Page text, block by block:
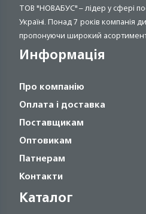
ТОВ "НОВАБУС" – лідер у сфері
Україні. Понад 7 років компанія
пропонуючи широкий
Информація
Про компанію
Оплата і доставка
Поставщикам
Оптовикам
Патнерам
Контакти
Каталог